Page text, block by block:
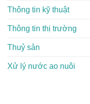
Thông tin kỹ thuật
Thông tin thị trường
Thuỷ sản
Xử lý nước ao nuôi